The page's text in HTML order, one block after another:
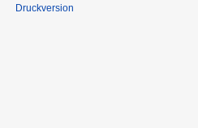
Druckversion